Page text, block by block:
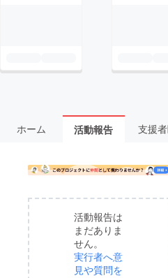
ホーム 活動報告 支援者
活動報告は
まだありま
せん。
実行者へ意
見や質問を